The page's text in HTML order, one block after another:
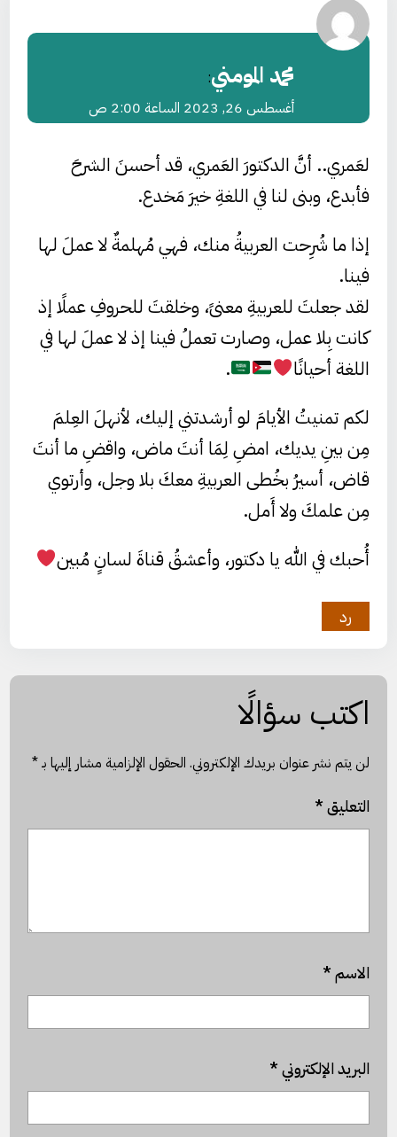
محمد المومني:
أغسطس 26, 2023 الساعة 2:00 ص
لعَمري.. أنَّ الدكتورَ العَمري، قد أحسنَ الشرحَ
فأبدع، وبنى لنا في اللغةِ خيرَ مَخدع.
إذا ما شُرِحت العربيةُ منك، فهي مُهلمةٌ لا عملَ لها
فينا.
لقد جعلتَ للعربيةِ معنىً، وخلقتَ للحروفِ عملًا إذ
كانت بِلا عمل، وصارت تعملُ فينا إذ لا عملَ لها في
اللغة أحيانًا
.
لكم تمنيتُ الأيامَ لو أرشدتني إليك، لأنهلَ العِلمَ
مِن بينِ يديك، امضِ لِمَا أنتَ ماض، واقضِ ما أنتَ
قاض، أسيرُ بخُطى العربيةِ معكَ بلا وجل، وأرتوي
مِن علمكَ ولا أَمل.
أُحبك في الله يا دكتور، وأعشقُ قناةَ لسانٍ مُبين
رد
اكتب سؤالًا
لن يتم نشر عنوان بريدك الإلكتروني. الحقول الإلزامية مشار إليها بـ*
التعليق*
الاسم*
البريد الإلكتروني*